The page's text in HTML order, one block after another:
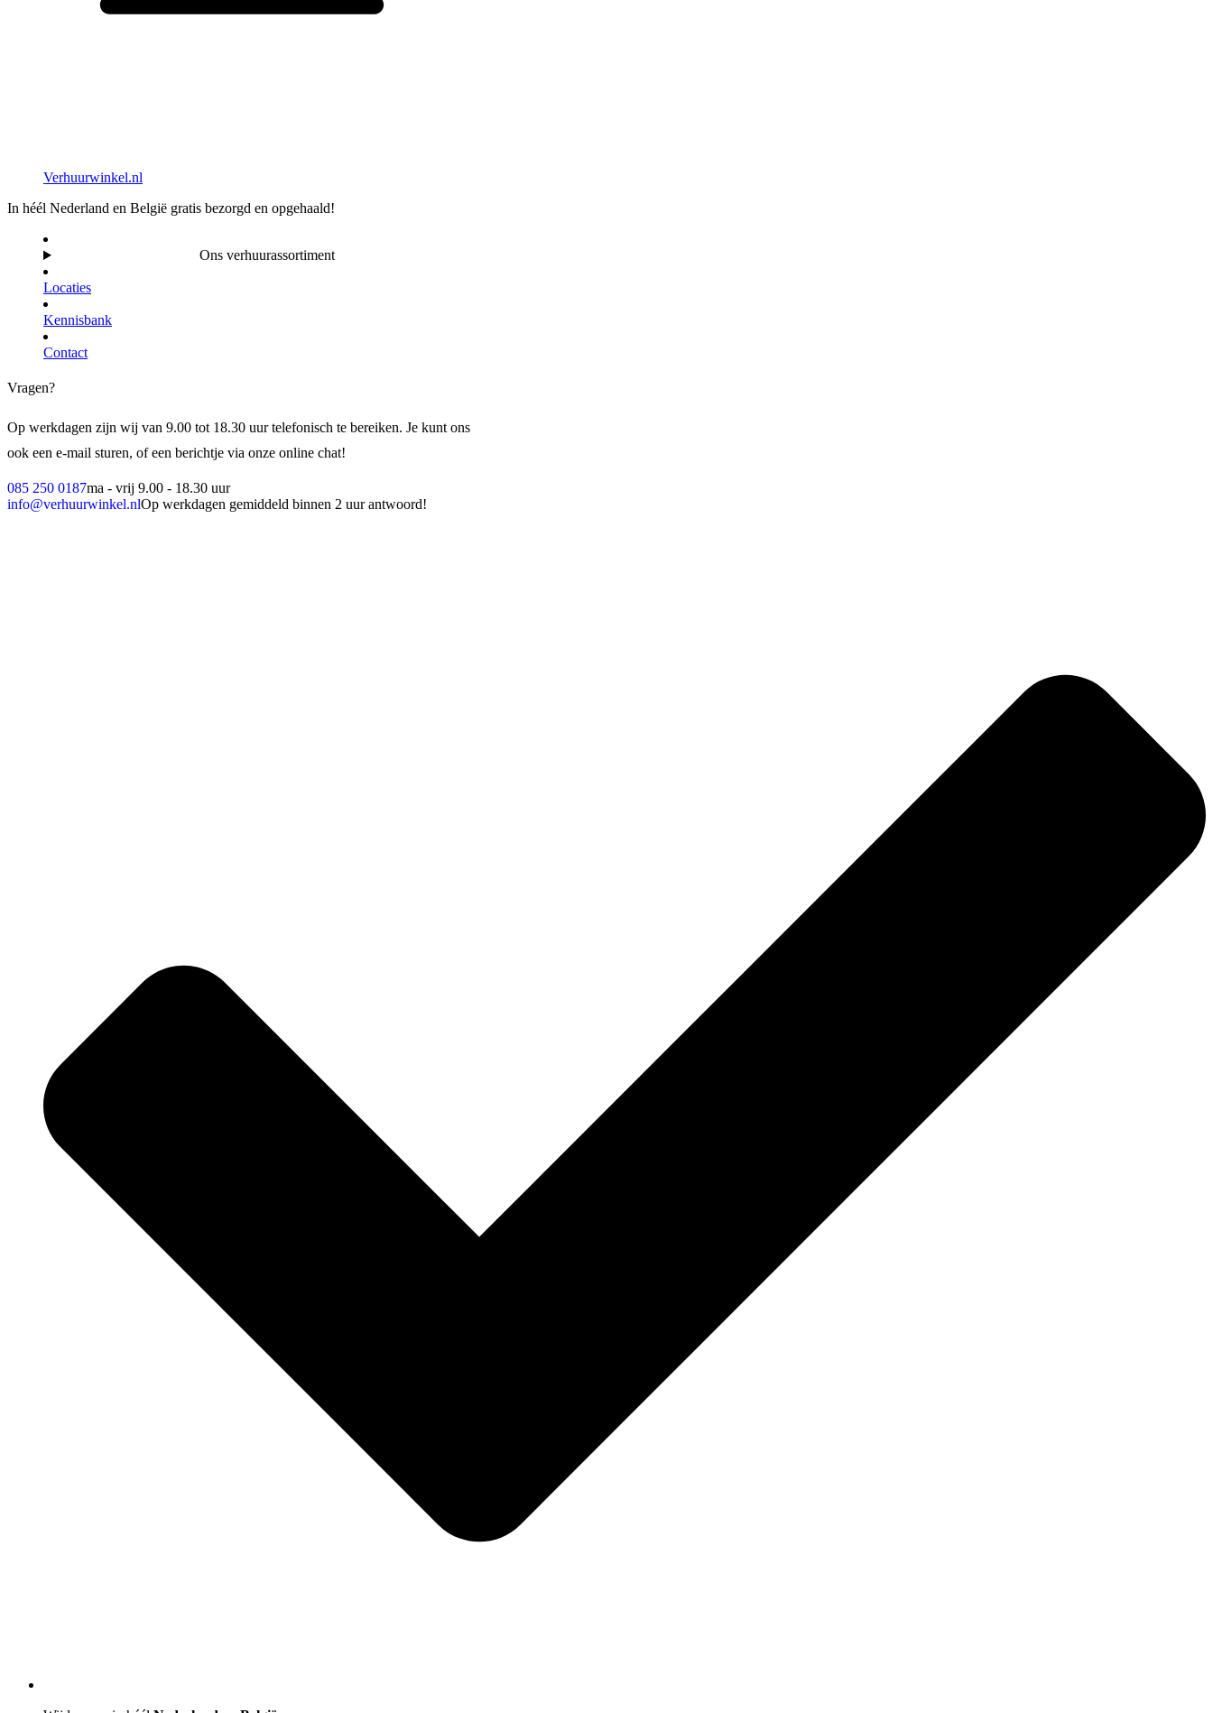
Verhuurwinkel.nl
In héél Nederland en België gratis bezorgd en opgehaald!
Ons verhuurassortiment
Locaties
Kennisbank
Contact
Vragen?
Op werkdagen zijn wij van 9.00 tot 18.30 uur telefonisch te bereiken. Je kunt ons
ook een e-mail sturen, of een berichtje via onze online chat!
085 250 0187ma - vrij 9.00 - 18.30 uur
info@verhuurwinkel.nlOp werkdagen gemiddeld binnen 2 uur antwoord!